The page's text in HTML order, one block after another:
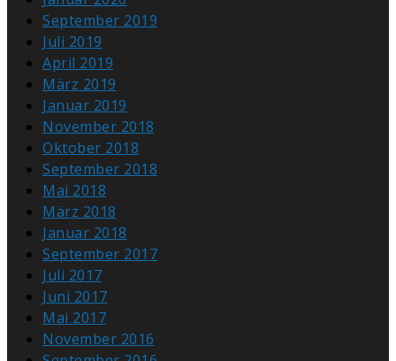
September 2019
Juli 2019
April 2019
März 2019
Januar 2019
November 2018
Oktober 2018
September 2018
Mai 2018
März 2018
Januar 2018
September 2017
Juli 2017
Juni 2017
Mai 2017
November 2016